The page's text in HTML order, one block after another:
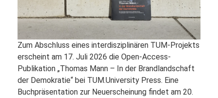
Zum Abschluss eines interdisziplinären TUM-Projekts
erscheint am 17. Juli 2026 die Open-Access-
Publikation „Thomas Mann – In der Brandlandschaft
der Demokratie“ bei TUM.University Press. Eine
Buchpräsentation zur Neuerscheinung findet am 20.